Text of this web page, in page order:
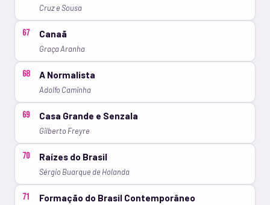
Cruz e Sousa
67 Canaã
Graça Aranha
68 A Normalista
Adolfo Caminha
69 Casa Grande e Senzala
Gilberto Freyre
70 Raízes do Brasil
Sérgio Buarque de Holanda
71 Formação do Brasil Contemporâneo